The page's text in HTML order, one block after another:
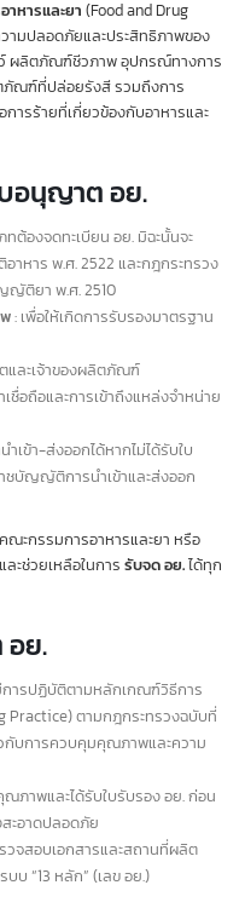
ฐานที่กำหนด หากเอกสารหรือ
วจสอบสถานที่ผลิตเพื่อยืนยันการใช้
ครื่องหมายการค้าที่ใช้อยู่ หากพบ
ละสั่งปรับเพื่อให้ปฏิบัติตาม
ไม่เข้มงวดนัก แต่ผู้ประกอบการ
ที่อาจเกิดขึ้นโดยไม่ได้ตั้งใจ
อาหารและยา(Food and Drug
วามปลอดภัยและประสิทธิภาพของ
ตว์ ผลิตภัณฑ์ชีวภาพ อุปกรณ์ทางกา
ลิตภัณฑ์ที่ปล่อยรังสี รวมถึงการ
การร้ายที่เกี่ยวข้องกับอาหารและ
ใบอนุญาต อย.
อาหาร พ.ศ. 2522 และกฎกระทรวง
บัญญัติยา พ.ศ. 2510
ตและเจ้าของผลิตภัณฑ์
น่าเชื่อถือและการเข้าถึงแหล่งจำหน่า
นำเข้า-ส่งออกได้หากไม่ได้รับใบ
ชบัญญัติการนำเข้าและส่งออก
ณะกรรมการอาหารและยา หรือ
าและช่วยเหลือในการรับจด อย.